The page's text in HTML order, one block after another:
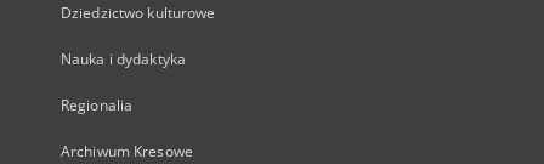
Dziedzictwo kulturowe
Nauka i dydaktyka
Regionalia
Archiwum Kresowe